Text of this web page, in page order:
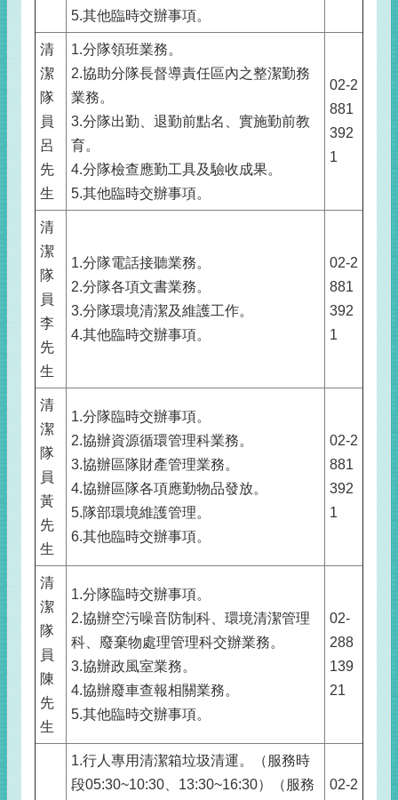
5.其他臨時交辦事項。
清
潔
隊
員
呂
先
生
1.分隊領班業務。
2.協助分隊長督導責任區內之整潔勤務
業務。
3.分隊出勤、退勤前點名、實施勤前教
育。
4.分隊檢查應勤工具及驗收成果。
5.其他臨時交辦事項。
02-2
881
392
1
清
潔
隊
員
李
先
生
1.分隊電話接聽業務。
2.分隊各項文書業務。
3.分隊環境清潔及維護工作。
4.其他臨時交辦事項。
02-2
881
392
1
清
潔
隊
員
黃
先
生
1.分隊臨時交辦事項。
2.協辦資源循環管理科業務。
3.協辦區隊財產管理業務。
4.協辦區隊各項應勤物品發放。
5.隊部環境維護管理。
6.其他臨時交辦事項。
02-2
881
392
1
清
潔
隊
員
陳
先
生
1.分隊臨時交辦事項。
2.協辦空污噪音防制科、環境清潔管理
科、廢棄物處理管理科交辦業務。
3.協辦政風室業務。
4.協辦廢車查報相關業務。
5.其他臨時交辦事項。
02-
288
139
21
1.行人專用清潔箱垃圾清運。（服務時
段05:30~10:30、13:30~16:30）（服務
02-2